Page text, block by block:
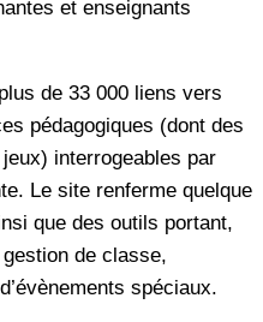
et enseignants
de 33 000 liens vers
pédagogiques (dont des
interrogeables par
Le site renferme quelque
que des outils portant,
de classe,
spéciaux.